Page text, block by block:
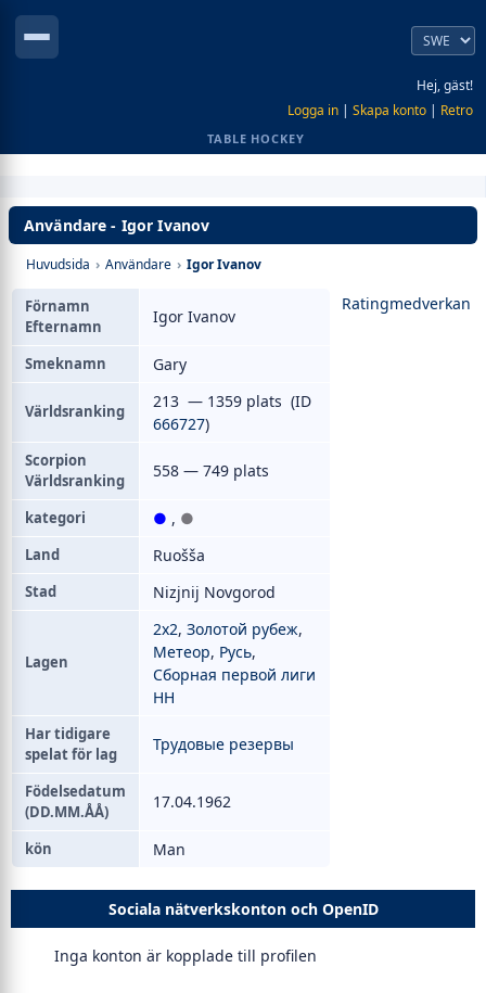
Hej, gäst!
Logga in | Skapa konto | Retro
TABLE HOCKEY
Användare - Igor Ivanov
Huvudsida › Användare › Igor Ivanov
Ratingmedverkan
Förnamn
Efternamn
Igor Ivanov
Smeknamn Gary
Världsranking
213 — 1359 plats (ID
666727)
Scorpion
Världsranking
558 — 749 plats
kategori ● , ●
Land Ruošša
Stad Nizjnij Novgorod
Lagen
2х2, Золотой рубеж,
Метеор, Русь,
Сборная первой лиги
НН
Har tidigare
spelat för lag
Трудовые резервы
Födelsedatum
(DD.MM.ÅÅ)
17.04.1962
kön Man
Sociala nätverkskonton och OpenID
Inga konton är kopplade till profilen